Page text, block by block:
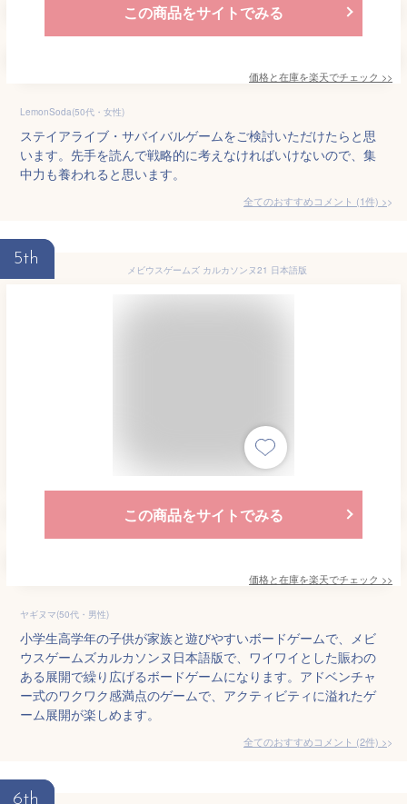
この商品をサイトでみる
価格と在庫を楽天でチェック >>
LemonSoda(50代・女性)
ステイアライブ・サバイバルゲームをご検討いただけたらと思
います。先手を読んで戦略的に考えなければいけないので、集
中力も養われると思います。
全てのおすすめコメント (1件) >
5th
メビウスゲームズ カルカソンヌ21 日本語版
この商品をサイトでみる
価格と在庫を楽天でチェック >>
ヤギヌマ(50代・男性)
小学生高学年の子供が家族と遊びやすいボードゲームで、メビ
ウスゲームズカルカソンヌ日本語版で、ワイワイとした賑わの
ある展開で繰り広げるボードゲームになります。アドベンチャ
ー式のワクワク感満点のゲームで、アクティビティに溢れたゲ
ーム展開が楽しめます。
全てのおすすめコメント (2件) >
6th